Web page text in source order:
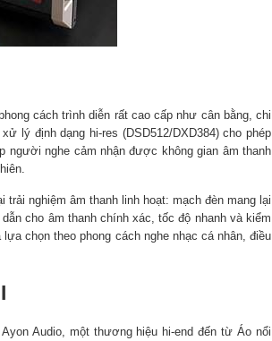
cách trình diễn rất cao cấp như cân bằng, chi
lý định dạng hi-res (DSD512/DXD384) cho phép
người nghe cảm nhận được không gian âm thanh
nghiệm âm thanh linh hoạt: mạch đèn mang lại
cho âm thanh chính xác, tốc độ nhanh và kiểm
chọn theo phong cách nghe nhạc cá nhân, điều
Audio, một thương hiệu hi-end đến từ Áo nổi